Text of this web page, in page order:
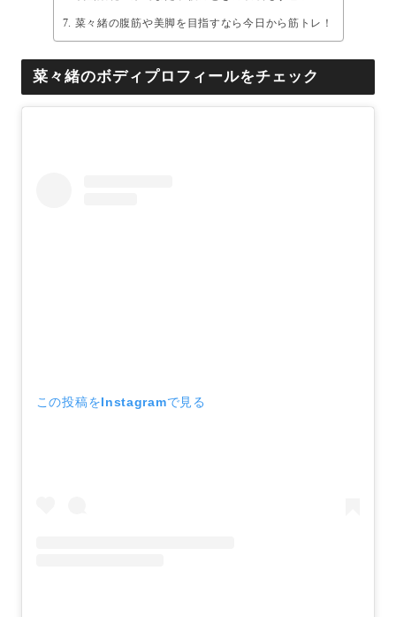
菜々緒の腹筋や美脚を目指すなら今日から筋トレ！
菜々緒のボディプロフィールをチェック
この投稿をInstagramで見る